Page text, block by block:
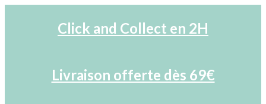
Click and Collect en 2H
Livraison offerte dès 69€